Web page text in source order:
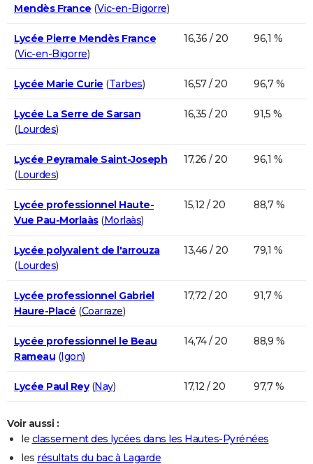
Mendès France (Vic-en-Bigorre)
Lycée Pierre Mendès France
(Vic-en-Bigorre)
16,36 / 20 96,1 %
Lycée Marie Curie (Tarbes) 16,57 / 20 96,7 %
Lycée La Serre de Sarsan
(Lourdes)
16,35 / 20 91,5 %
Lycée Peyramale Saint-Joseph
(Lourdes)
17,26 / 20 96,1 %
Lycée professionnel Haute-
Vue Pau-Morlaàs(Morlaàs)
15,12 / 20 88,7 %
Lycée polyvalent de l'arrouza
(Lourdes)
13,46 / 20 79,1 %
Lycée professionnel Gabriel
Haure-Placé (Coarraze)
17,72 / 20 91,7 %
Lycée professionnel le Beau
Rameau (Igon)
14,74 / 20 88,9 %
Lycée Paul Rey(Nay) 17,12 / 20 97,7 %
Voir aussi :
le classement des lycées dans les Hautes-Pyrénées
les résultats du bac à Lagarde